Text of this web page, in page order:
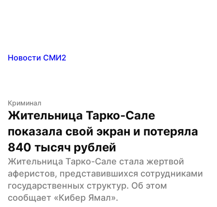
Новости СМИ2
Криминал
Жительница Тарко-Сале
показала свой экран и потеряла
840 тысяч рублей
Жительница Тарко-Сале стала жертвой
аферистов, представившихся сотрудниками
государственных структур. Об этом
сообщает «Кибер Ямал».